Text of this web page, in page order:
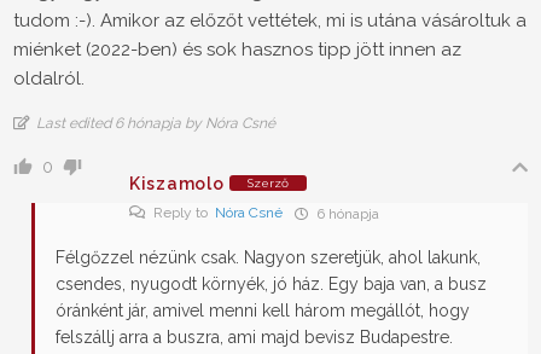
tudom :-). Amikor az előzőt vettétek, mi is utána vásároltuk a
miénket (2022-ben) és sok hasznos tipp jött innen az
oldalról.
Last edited 6 hónapja by Nóra Csné
0
Kiszamolo
Szerző
Reply to Nóra Csné 6 hónapja
Félgőzzel nézünk csak. Nagyon szeretjük, ahol lakunk,
csendes, nyugodt környék, jó ház. Egy baja van, a busz
óránként jár, amivel menni kell három megállót, hogy
felszállj arra a buszra, ami majd bevisz Budapestre.